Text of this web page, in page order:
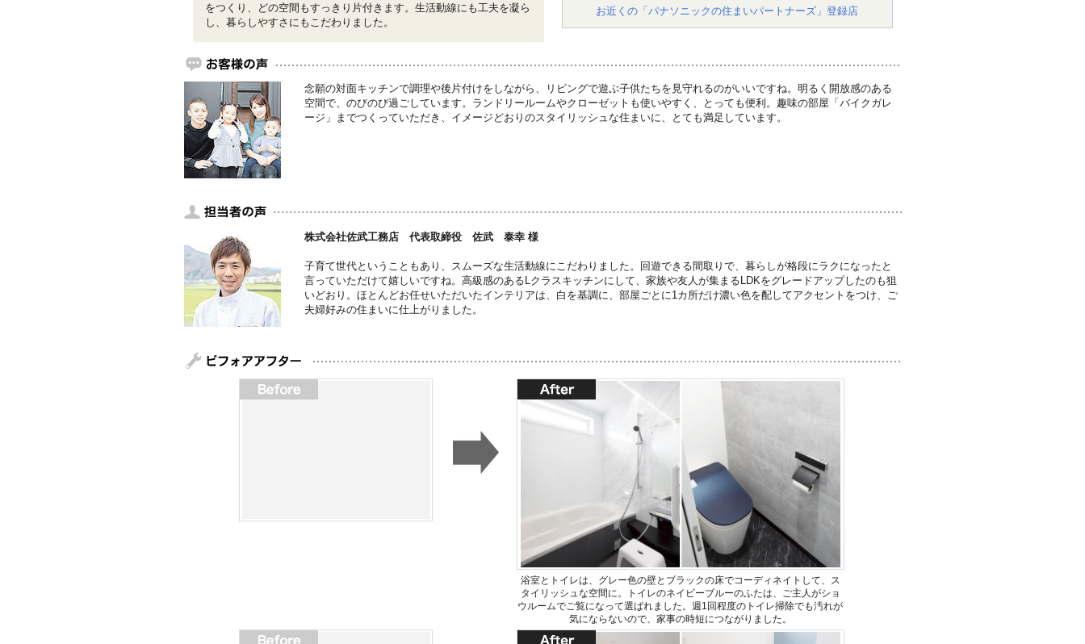
お近くの「パナソニックの住まいパートナーズ」登録店
をつくり、どの空間もすっきり片付きます。生活動線にも工夫を凝ら
し、暮らしやすさにもこだわりました。
念願の対面キッチンで調理や後片付けをしながら、リビングで遊ぶ子供たちを見守れるのがいいですね。明るく開放感のある
空間で、のびのび過ごしています。ランドリールームやクローゼットも使いやすく、とっても便利。趣味の部屋「バイクガレ
ージ」までつくっていただき、イメージどおりのスタイリッシュな住まいに、とても満足しています。
株式会社佐武工務店 代表取締役 佐武 泰幸 様
子育て世代ということもあり、スムーズな生活動線にこだわりました。回遊できる間取りで、暮らしが格段にラクになったと
言っていただけて嬉しいですね。高級感のあるLクラスキッチンにして、家族や友人が集まるLDKをグレードアップしたのも狙
いどおり。ほとんどお任せいただいたインテリアは、白を基調に、部屋ごとに1カ所だけ濃い色を配してアクセントをつけ、ご
夫婦好みの住まいに仕上がりました。
浴室とトイレは、グレー色の壁とブラックの床でコーディネイトして、ス
タイリッシュな空間に。トイレのネイビーブルーのふたは、ご主人がショ
ウルームでご覧になって選ばれました。週1回程度のトイレ掃除でも汚れが
気にならないので、家事の時短につながりました。